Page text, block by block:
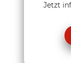
Jetzt